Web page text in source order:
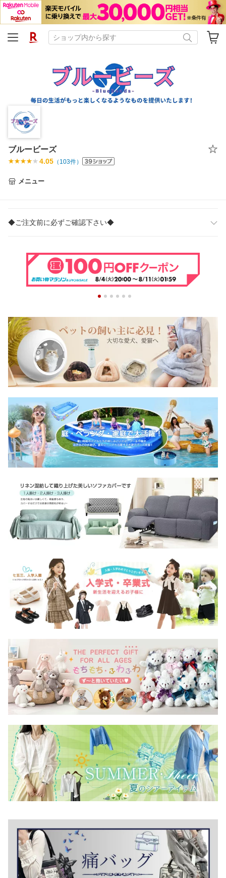
ブルービーズ
4.05 （ 103件）
メニュー
◆ご注文前に必ずご確認下さい◆